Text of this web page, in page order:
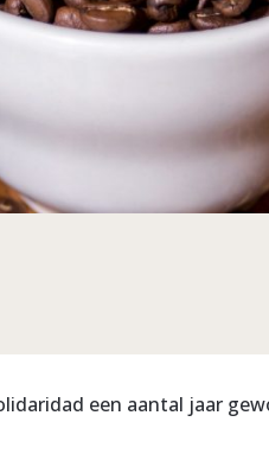
een aantal jaar